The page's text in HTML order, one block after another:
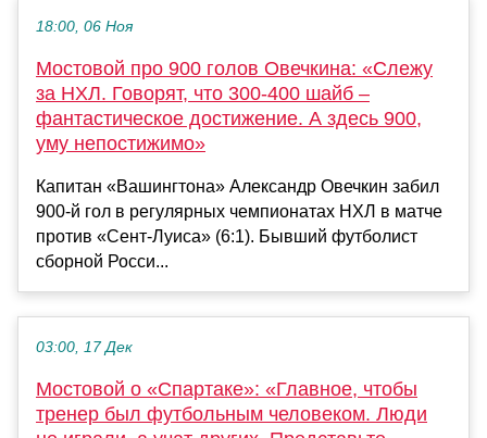
18:00, 06 Ноя
Мостовой про 900 голов Овечкина: «Слежу
за НХЛ. Говорят, что 300-400 шайб –
фантастическое достижение. А здесь 900,
уму непостижимо»
Капитан «Вашингтона» Александр Овечкин забил
900-й гол в регулярных чемпионатах НХЛ в матче
против «Сент-Луиса» (6:1). Бывший футболист
сборной Росси...
03:00, 17 Дек
Мостовой о «Спартаке»: «Главное, чтобы
тренер был футбольным человеком. Люди